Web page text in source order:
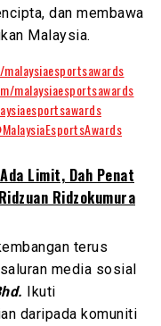
dan membawa
Malaysia.
malaysiaesportsawards
Limit, Dah Penat
Ridzokumura
terus
media sosial
Ikuti
daripada komuniti